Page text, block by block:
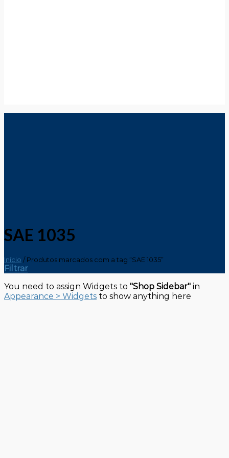
SAE 1035
Início / Produtos marcados com a tag “SAE 1035”
Filtrar
You need to assign Widgets to "Shop Sidebar" in
Appearance > Widgets to show anything here